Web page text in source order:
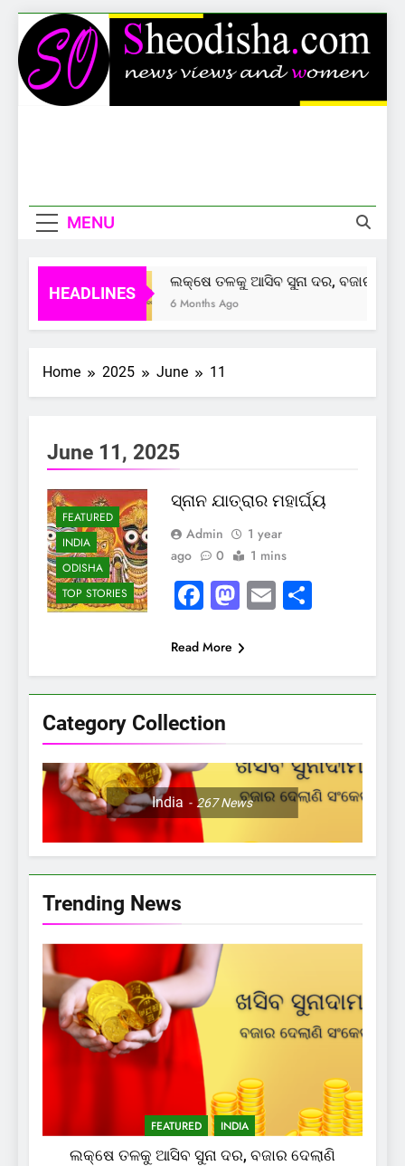
Skip
to
content
MENU
HEADLINES
ଲକ୍ଷେ ତଳକୁ ଆସିବ ସୁନା ଦର, ବଜାର
6 Months Ago
Home 2025 June 11
Category Collection
India 267News
June 11, 2025
FEATURED
INDIA
ODISHA
TOP STORIES
ସ୍ନାନ ଯାତ୍ରାର ମହାର୍ଘ୍ୟ
Admin
1 year
ago
0 1 mins
Facebook
Mastodon
EmailShare
Read More
Trending News
FEATURED INDIA
ଲକ୍ଷେ ତଳକୁ ଆସିବ ସୁନା ଦର, ବଜାର ଦେଲାଣି